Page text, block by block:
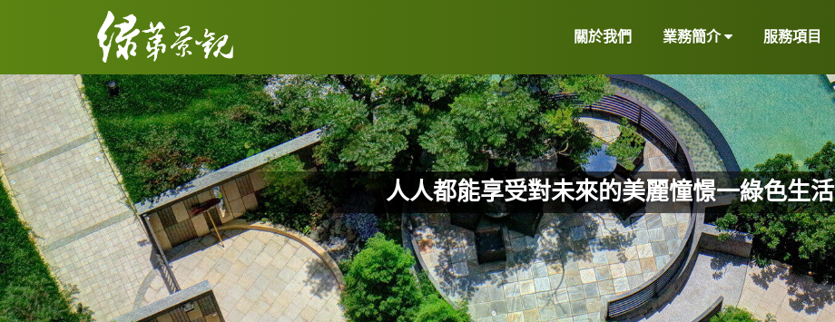
關於我們 業務簡介 服務項目
人人都能享受對未來的美麗憧憬一綠色生活